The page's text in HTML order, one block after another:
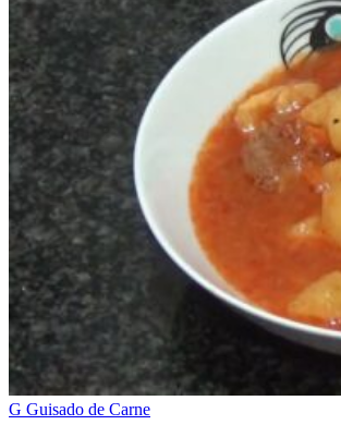
G Guisado de Carne